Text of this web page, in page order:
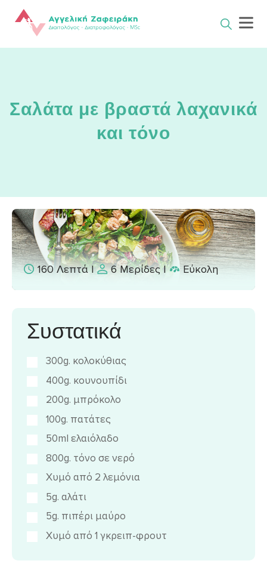
Σαλάτα με βραστά λαχανικά
και τόνο
160 Λεπτά| 6 Μερίδες| Εύκολη
Συστατικά
300g. κολοκύθιας
400g. κουνουπίδι
200g. μπρόκολο
100g. πατάτες
50ml ελαιόλαδο
800g. τόνο σε νερό
Χυμό από 2 λεμόνια
5g. αλάτι
5g. πιπέρι μαύρο
Χυμό από 1 γκρειπ-φρουτ